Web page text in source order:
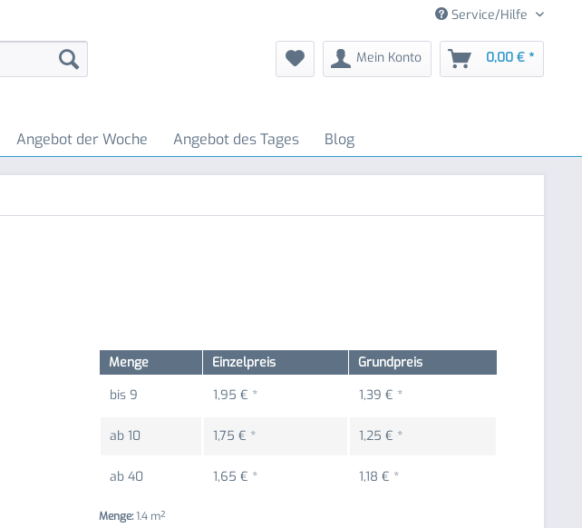
Service/Hilfe
Mein Konto 0,00 € *
Angebot der Woche Angebot des Tages Blog
Menge Einzelpreis
Grundpreis
bis 9 1,95 € * 1,39 € *
ab10 1,75 € * 1,25 € *
ab40 1,65 € * 1,18 € *
Menge:1.4 m²